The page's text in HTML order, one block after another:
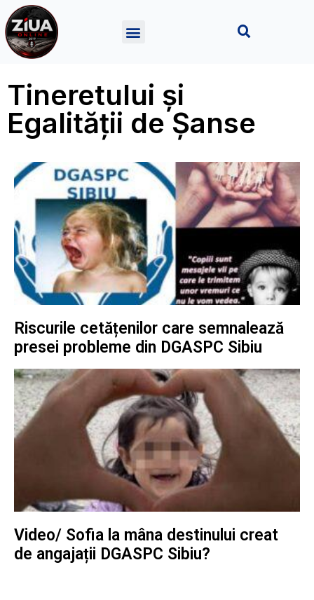
Tineretului și
Egalității de Șanse
Riscurile cetățenilor care semnalează
presei probleme din DGASPC Sibiu
Video/ Sofia la mâna destinului creat
de angajații DGASPC Sibiu?